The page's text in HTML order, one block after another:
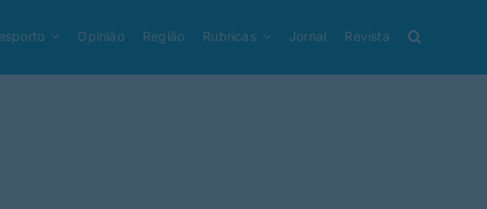
Opinião Região Rubricas Jornal Revista